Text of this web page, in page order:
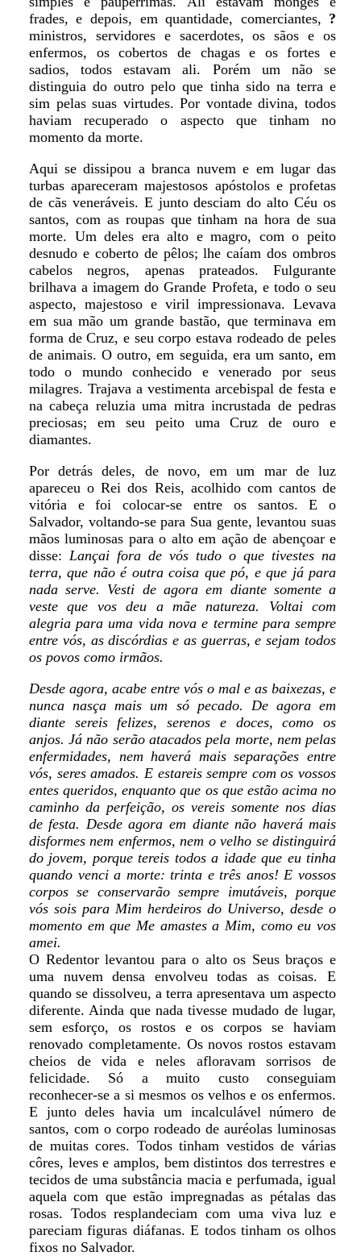
frades, e depois, em quantidade, comerciantes, ?
ministros, servidores e sacerdotes, os sãos e os
enfermos, os cobertos de chagas e os fortes e
sadios, todos estavam ali. Porém um não se
distinguia do outro pelo que tinha sido na terra e
sim pelas suas virtudes. Por vontade divina, todos
haviam recuperado o aspecto que tinham no
momento da morte.
Aqui se dissipou a branca nuvem e em lugar das
turbas apareceram majestosos apóstolos e profetas
de cãs veneráveis. E junto desciam do alto Céu os
santos, com as roupas que tinham na hora de sua
morte. Um deles era alto e magro, com o peito
desnudo e coberto de pêlos; lhe caíam dos ombros
cabelos negros, apenas prateados. Fulgurante
brilhava a imagem do Grande Profeta, e todo o seu
aspecto, majestoso e viril impressionava. Levava
em sua mão um grande bastão, que terminava em
forma de Cruz, e seu corpo estava rodeado de peles
de animais. O outro, em seguida, era um santo, em
todo o mundo conhecido e venerado por seus
milagres. Trajava a vestimenta arcebispal de festa e
na cabeça reluzia uma mitra incrustada de pedras
preciosas; em seu peito uma Cruz de ouro e
diamantes.
Por detrás deles, de novo, em um mar de luz
apareceu o Rei dos Reis, acolhido com cantos de
vitória e foi colocar-se entre os santos. E o
Salvador, voltando-se para Sua gente, levantou suas
mãos luminosas para o alto em ação de abençoar e
disse: Lançai fora de vós tudo o que tivestes na
terra, que não é outra coisa que pó, e que já para
nada serve. Vesti de agora em diante somente a
veste que vos deu a mãe natureza. Voltai com
alegria para uma vida nova e termine para sempre
entre vós, as discórdias e as guerras, e sejam todos
os povos como irmãos.
Desde agora, acabe entre vós o mal e as baixezas, e
nunca nasça mais um só pecado. De agora em
diante sereis felizes, serenos e doces, como os
anjos. Já não serão atacados pela morte, nem pelas
enfermidades, nem haverá mais separações entre
vós, seres amados. E estareis sempre com os vossos
entes queridos, enquanto que os que estão acima no
caminho da perfeição, os vereis somente nos dias
de festa. Desde agora em diante não haverá mais
disformes nem enfermos, nem o velho se distinguirá
do jovem, porque tereis todos a idade que eu tinha
quando venci a morte: trinta e três anos! E vossos
corpos se conservarão sempre imutáveis, porque
vós sois para Mim herdeiros do Universo, desde o
momento em que Me amastes a Mim, como eu vos
amei.
O Redentor levantou para o alto os Seus braços e
uma nuvem densa envolveu todas as coisas. E
quando se dissolveu, a terra apresentava um aspecto
diferente. Ainda que nada tivesse mudado de lugar,
sem esforço, os rostos e os corpos se haviam
renovado completamente. Os novos rostos estavam
cheios de vida e neles afloravam sorrisos de
felicidade. Só a muito custo conseguiam
reconhecer-se a si mesmos os velhos e os enfermos.
E junto deles havia um incalculável número de
santos, com o corpo rodeado de auréolas luminosas
de muitas cores. Todos tinham vestidos de várias
côres, leves e amplos, bem distintos dos terrestres e
tecidos de uma substância macia e perfumada, igual
aquela com que estão impregnadas as pétalas das
rosas. Todos resplandeciam com uma viva luz e
pareciam figuras diáfanas. E todos tinham os olhos
fixos no Salvador.